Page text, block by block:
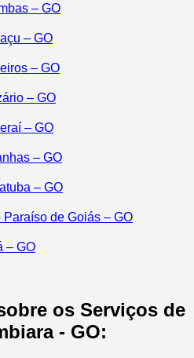
– GO
– GO
– GO
– GO
– GO
– GO
– GO
de Goiás – GO
– GO
os Serviços de
- GO: